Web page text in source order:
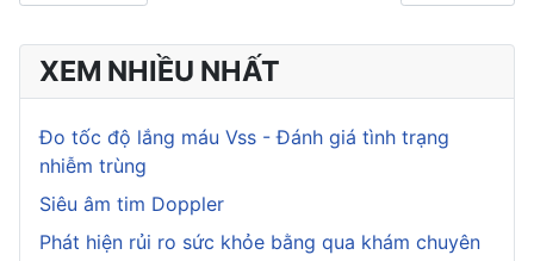
XEM NHIỀU NHẤT
Đo tốc độ lắng máu Vss - Đánh giá tình trạng
nhiễm trùng
Siêu âm tim Doppler
Phát hiện rủi ro sức khỏe bằng qua khám chuyên